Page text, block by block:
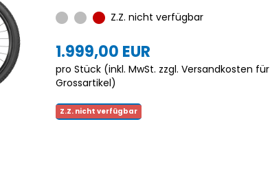
Z.Z. nicht verfügbar
1.999,00 EUR
pro Stück (inkl. MwSt. zzgl. Versandkosten für
Grossartikel)
Z.Z. nicht verfügbar